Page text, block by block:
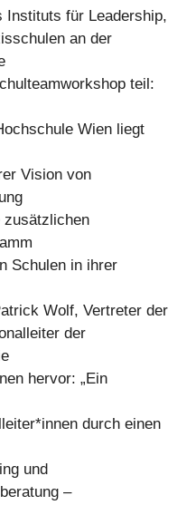
Instituts für Leadership,
an der
teil:
Wien liegt
Vision von
zusätzlichen
Schulen in ihrer
Wolf, Vertreter der
der
hervor: „Ein
durch einen
und
–